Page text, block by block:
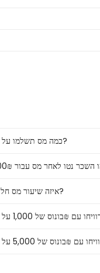
כמה מס תשלמו על משכורת של ₪‏153,000 ‏ ב ישראל?
איזה שיעור מס חל על ₪‏153,000 ‏ משכורת ב ישראל?